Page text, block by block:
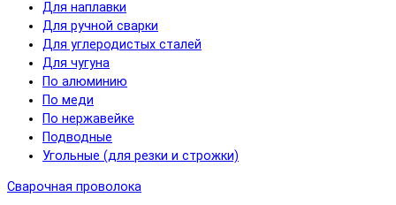
Для наплавки
Для ручной сварки
Для углеродистых сталей
Для чугуна
По алюминию
По меди
По нержавейке
Подводные
Угольные (для резки и строжки)
Сварочная проволока